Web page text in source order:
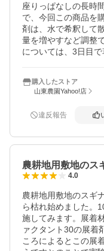
座りっぱなしの長時
で、今回この商品を
剤は、水で希釈して
量を増やすなど調整
については、3日目
購入したストア
山東農園Yahoo!店
違反報告
農耕地用敷地のス
4.0
農耕地用敷地のスギ
ら枯れ始めました。
施してみます。展着
ァクタント30の展着
ころによるとこの展